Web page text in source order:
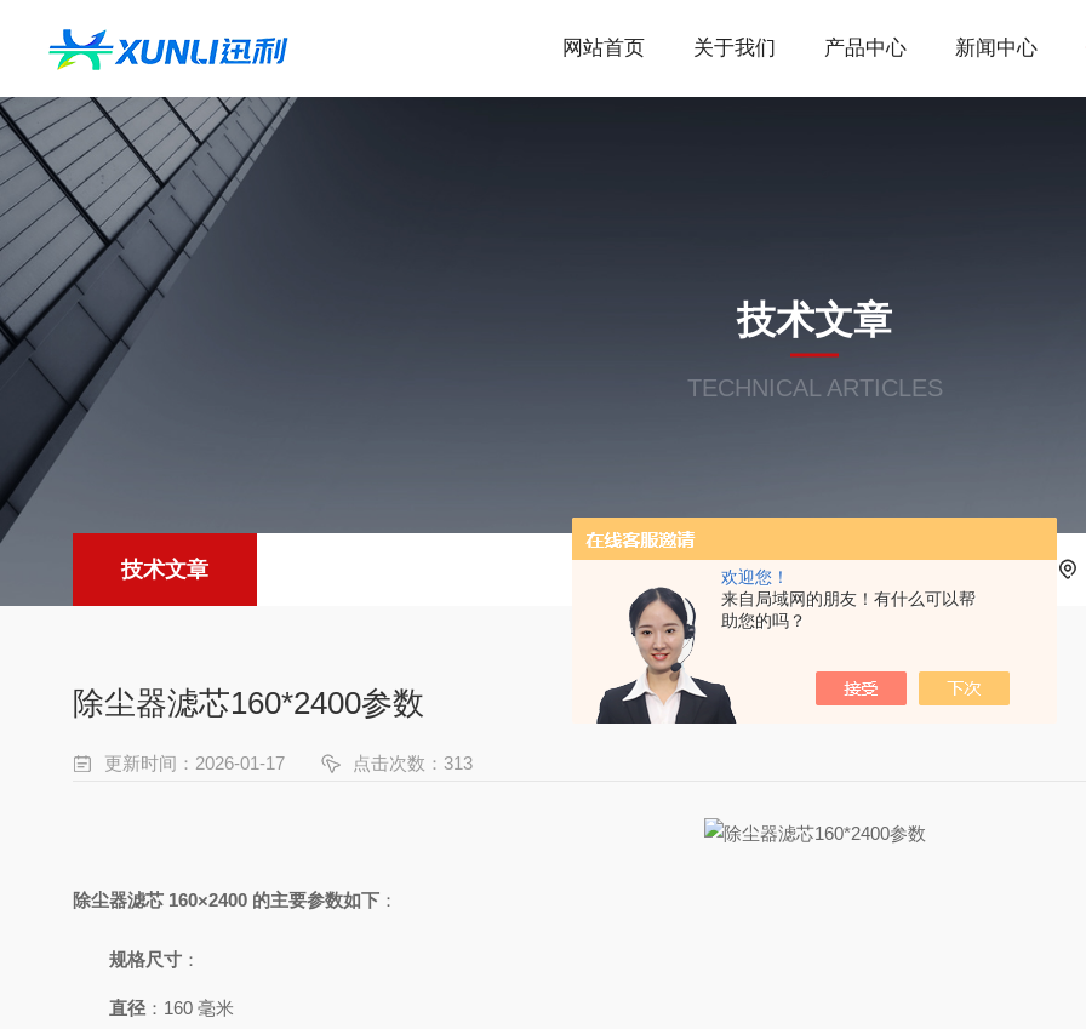
欢迎您！
来自局域网的朋友！有什么可以帮
助您的吗？
网站首页 关于我们 产品中心 新闻中心
技术文章
TECHNICAL ARTICLES
技术文章
除尘器滤芯160*2400参数
更新时间：2026-01-17 点击次数：313
除尘器滤芯 160×2400 的主要参数如下 ：
规格尺寸 ：
直径 ：160 毫米